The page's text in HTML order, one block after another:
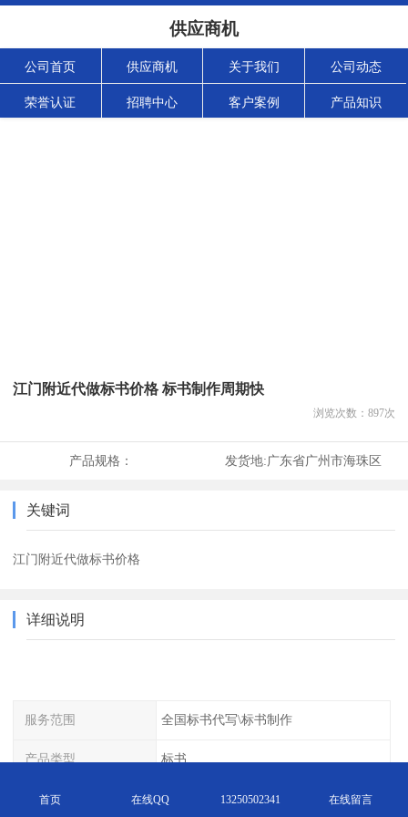
供应商机
公司首页 供应商机 关于我们 公司动态
荣誉认证 招聘中心 客户案例 产品知识
江门附近代做标书价格 标书制作周期快
浏览次数： 897次
产品规格： 发货地:广东省广州市海珠区
关键词
江门附近代做标书价格
详细说明
服务范围 全国标书代写\标书制作
产品类型 标书
适用范围 各行业服务类\采购类\工程类
首页 在线QQ 13250502341 在线留言